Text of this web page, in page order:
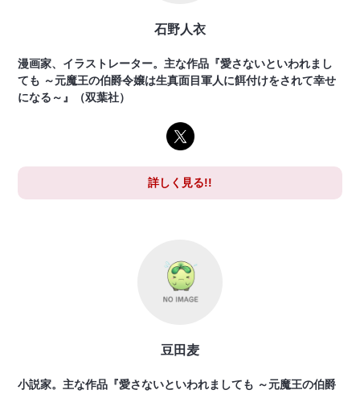
石野人衣
漫画家、イラストレーター。主な作品『愛さないといわれまし
ても ～元魔王の伯爵令嬢は生真面目軍人に餌付けをされて幸せ
になる～』（双葉社）
詳しく見る!!
豆田麦
小説家。主な作品『愛さないといわれましても ～元魔王の伯爵